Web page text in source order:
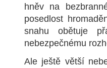
hněv na
posedlost
snahu obětuje
nebezpečnému
Ale ještě větší